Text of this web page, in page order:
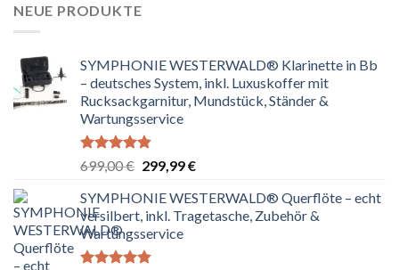
NEUE PRODUKTE
SYMPHONIE WESTERWALD® Klarinette in Bb
– deutsches System, inkl. Luxuskoffer mit
Rucksackgarnitur, Mundstück, Ständer &
Wartungsservice
Bewertet
4.80
von 5
699,00€ Ursprünglicher
war:
699,00 €
299,99€Aktueller
ist:
299,99 €.
SYMPHONIE WESTERWALD® Querflöte – echt
versilbert, inkl. Tragetasche, Zubehör &
Wartungsservice